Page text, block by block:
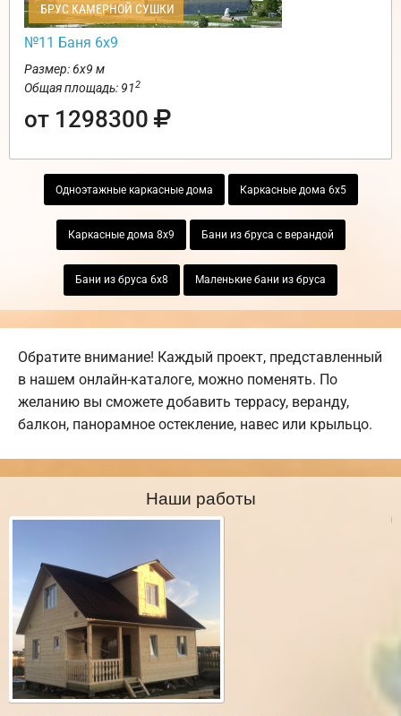
БРУС КАМЕРНОЙ СУШКИ
№11 Баня 6х9
Размер: 6х9 м
Общая площадь: 912
от 1298300
Одноэтажные каркасные дома Каркасные дома 6х5
Каркасные дома 8х9 Бани из бруса с верандой
Бани из бруса 6х8 Маленькие бани из бруса
Обратите внимание! Каждый проект, представленный
в нашем онлайн-каталоге, можно поменять. По
желанию вы сможете добавить террасу, веранду,
балкон, панорамное остекление, навес или крыльцо.
Наши работы